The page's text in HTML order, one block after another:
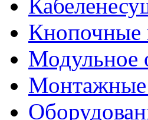
Кнопочные
Модульное
Монтажные